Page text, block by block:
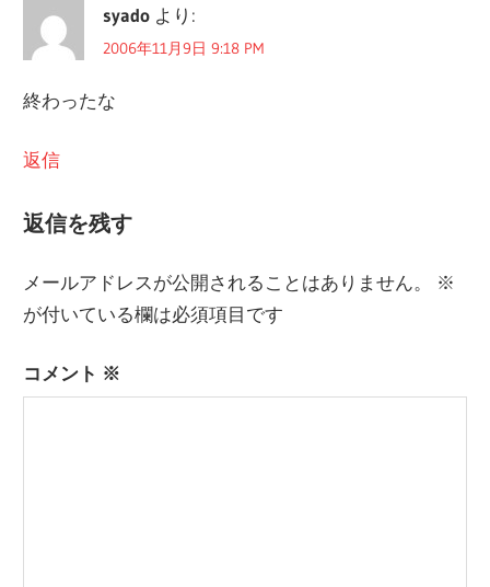
syado より:
2006年11月9日 9:18 PM
終わったな
返信
返信を残す
メールアドレスが公開されることはありません。
※
が付いている欄は必須項目です
コメント ※